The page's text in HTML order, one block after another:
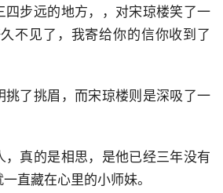
四步远的地方，，对宋琼楼笑了一
不见了，我寄给你的信你收到了
挑了挑眉，而宋琼楼则是深吸了一
，真的是相思，是他已经三年没有
直藏在心里的小师妹。